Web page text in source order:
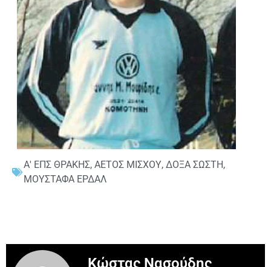
Α' ΕΠΣ ΘΡΑΚΗΣ, ΑΕΤΟΣ ΜΙΣΧΟΥ, ΔΟΞΑ ΣΩΣΤΗ,
ΜΟΥΣΤΑΦΑ ΕΡΔΑΛ
Κώστας Νασούδης